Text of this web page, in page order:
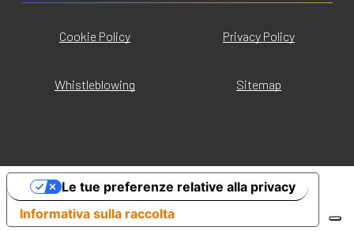
Cookie Policy Privacy Policy
Whistleblowing Sitemap
Informativa sulla raccolta
Le tue preferenze relative alla privacy